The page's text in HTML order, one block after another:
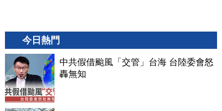
今日熱門
中共假借颱風「交管」台海 台陸委會怒
轟無知